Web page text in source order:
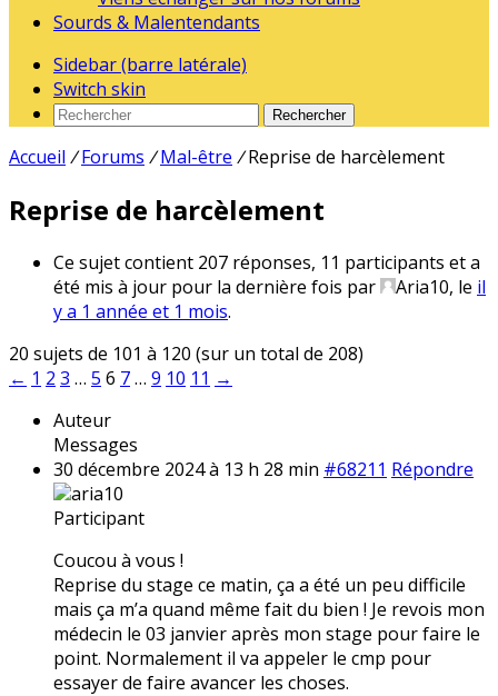
Sourds & Malentendants
Sidebar (barre latérale)
Switch skin
Rechercher
Accueil / Forums / Mal-être / Reprise de harcèlement
Reprise de harcèlement
Ce sujet contient 207 réponses, 11 participants et a
été mis à jour pour la dernière fois par
Aria10, le il
y a 1 année et 1 mois.
20 sujets de 101 à 120 (sur un total de 208)
← 1 2 3 … 5 6 7… 9 10 11 →
Auteur
Messages
30 décembre 2024 à 13 h 28 min #68211 Répondre
aria10
Participant
Coucou à vous !
Reprise du stage ce matin, ça a été un peu difficile
mais ça m’a quand même fait du bien ! Je revois mon
médecin le 03 janvier après mon stage pour faire le
point. Normalement il va appeler le cmp pour
essayer de faire avancer les choses.